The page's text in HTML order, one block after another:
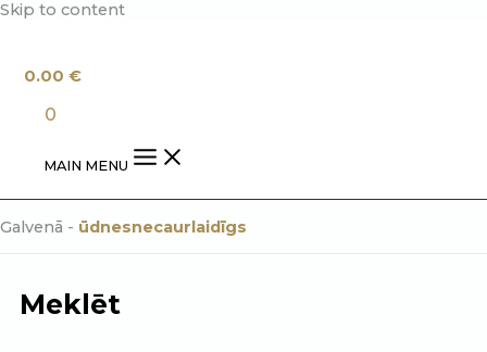
Skip to content
0.00 €
0
MAIN MENU
Galvenā - ūdnesnecaurlaidīgs
Meklēt